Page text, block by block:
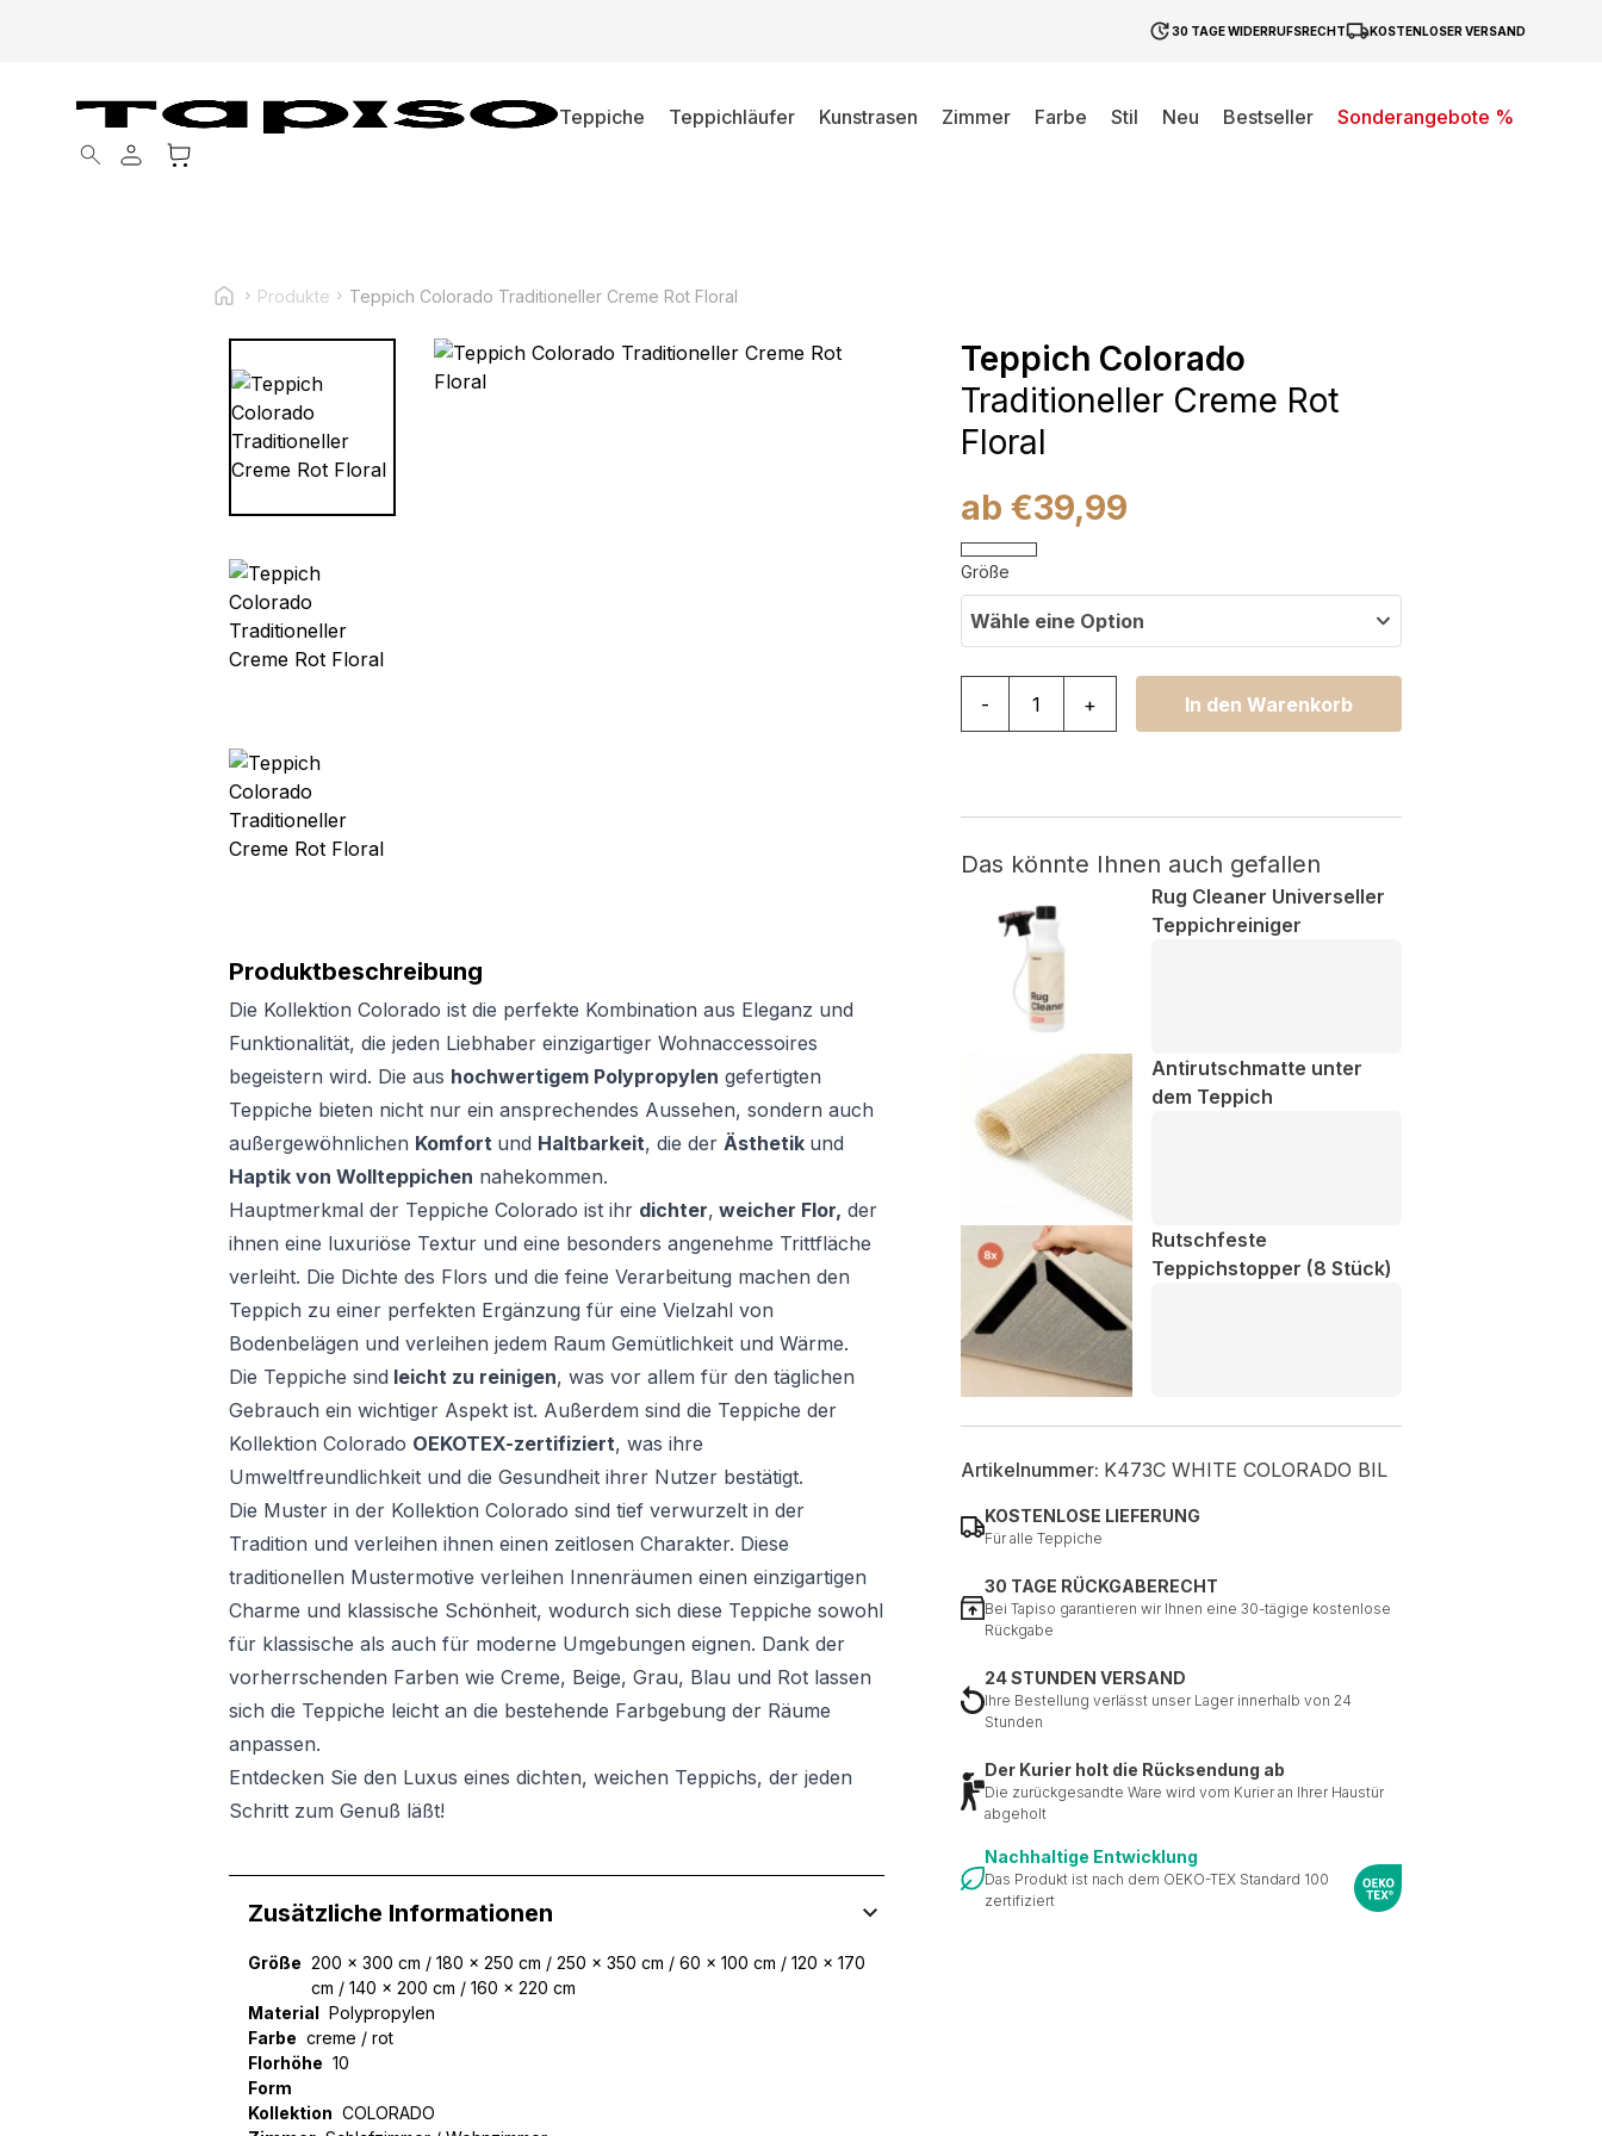
30 TAGE WIDERRUFSRECHT KOSTENLOSER VERSAND
Teppiche Teppichläufer Kunstrasen Zimmer Farbe Stil Neu Bestseller
Sonderangebote %
Products search
Produkte Teppich Colorado Traditioneller Creme Rot Floral
Produktbeschreibung
Die Kollektion Colorado ist die perfekte Kombination aus Eleganz und
Funktionalität, die jeden Liebhaber einzigartiger Wohnaccessoires
begeistern wird. Die aus hochwertigem Polypropylen gefertigten
Teppiche bieten nicht nur ein ansprechendes Aussehen, sondern auch
außergewöhnlichen Komfort und Haltbarkeit, die der Ästhetik und
Haptik von Wollteppichen nahekommen.
Hauptmerkmal der Teppiche Colorado ist ihr dichter, weicher Flor, der
ihnen eine luxuriöse Textur und eine besonders angenehme Trittfläche
verleiht. Die Dichte des Flors und die feine Verarbeitung machen den
Teppich zu einer perfekten Ergänzung für eine Vielzahl von
Bodenbelägen und verleihen jedem Raum Gemütlichkeit und Wärme.
Die Teppiche sind leicht zu reinigen, was vor allem für den täglichen
Gebrauch ein wichtiger Aspekt ist. Außerdem sind die Teppiche der
Kollektion Colorado OEKOTEX-zertifiziert, was ihre
Umweltfreundlichkeit und die Gesundheit ihrer Nutzer bestätigt.
Die Muster in der Kollektion Colorado sind tief verwurzelt in der
Tradition und verleihen ihnen einen zeitlosen Charakter. Diese
traditionellen Mustermotive verleihen Innenräumen einen einzigartigen
Charme und klassische Schönheit, wodurch sich diese Teppiche sowohl
für klassische als auch für moderne Umgebungen eignen. Dank der
vorherrschenden Farben wie Creme, Beige, Grau, Blau und Rot lassen
sich die Teppiche leicht an die bestehende Farbgebung der Räume
anpassen.
Entdecken Sie den Luxus eines dichten, weichen Teppichs, der jeden
Schritt zum Genuß läßt!
Teppich Colorado
Traditioneller Creme Rot
Floral
ab €39,99
Größe
Wähle eine Option
- + In den Warenkorb
Das könnte Ihnen auch gefallen
Rug Cleaner Universeller
Teppichreiniger
Antirutschmatte unter
dem Teppich
Rutschfeste
Teppichstopper (8 Stück)
Artikelnummer: K473C WHITE COLORADO BIL
KOSTENLOSE LIEFERUNG
Für alle Teppiche
30 TAGE RÜCKGABERECHT
Bei Tapiso garantieren wir Ihnen eine 30-tägige kostenlose
Rückgabe
24 STUNDEN VERSAND
Ihre Bestellung verlässt unser Lager innerhalb von 24
Stunden
Der Kurier holt die Rücksendung ab
Die zurückgesandte Ware wird vom Kurier an Ihrer Haustür
abgeholt
Nachhaltige Entwicklung
Das Produkt ist nach dem OEKO-TEX Standard 100
zertifiziert
Zusätzliche Informationen
Größe 200 x 300 cm / 180 x 250 cm / 250 x 350 cm / 60 x 100 cm / 120 x 170
cm / 140 x 200 cm / 160 x 220 cm
Material Polypropylen
Farbe creme / rot
Florhöhe 10
Form
Kollektion COLORADO